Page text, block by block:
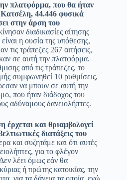
πλατφόρμα, που θα ήταν
44.446 φυσικά
στην άρση του
διαδικασίες αίτησης
η ουσία της υπόθεσης,
τις τράπεζες 267 αιτήσεις,
σε αυτή την πλατφόρμα.
από τις τράπεζες, το
συμφωνηθεί 10 ρυθμίσεις,
να μπουν σε αυτή την
που ήταν διάδοχος του
αδύναμους δανειολήπτες.
και θριαμβολογεί
διατάξεις του
και συζητάμε και ότι αυτές
για το φλέγον
λέει όμως εάν θα
ή πρώτης κατοικίας, την